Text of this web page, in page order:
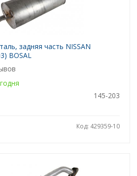
задняя часть NISSAN
BOSAL
145-203
Код: 429359-10